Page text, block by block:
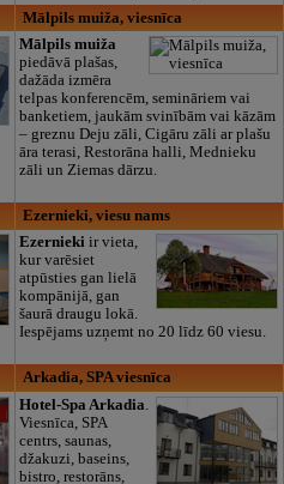
Mālpils muiža, viesnīca
Mālpils muiža
piedāvā plašas,
dažāda izmēra
telpas konferencēm, semināriem vai
banketiem, jaukām svinībām vai kāzām
– greznu Deju zāli, Cigāru zāli ar plašu
āra terasi, Restorāna halli, Mednieku
zāli un Ziemas dārzu.
Ezernieki, viesu nams
Ezernieki ir vieta,
kur varēsiet
atpūsties gan lielā
kompānijā, gan
šaurā draugu lokā.
Iespējams uzņemt no 20 līdz 60 viesu.
Arkadia, SPA viesnīca
Hotel-Spa Arkadia
Viesnīca, SPA
centrs, saunas,
džakuzi, baseins,
bistro, restorāns,